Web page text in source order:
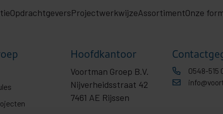
OpdrachtgeversProjectwerkwijzeAssortimentOnze
Hoofdkantoor
Voortman Groep B.V.
Nijverheidsstraat 42
7461 AE Rijssen
0548-515